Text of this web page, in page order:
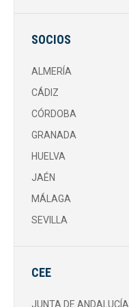
SOCIOS
ALMERÍA
CÁDIZ
CÓRDOBA
GRANADA
HUELVA
JAÉN
MÁLAGA
SEVILLA
CEE
JUNTA DE ANDALUCÍA